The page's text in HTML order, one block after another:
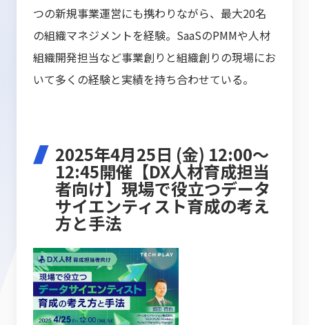
つの新規事業運営にも携わりながら、最大20名
の組織マネジメントを経験。SaaSのPMMや人材
組織開発担当など事業創りと組織創りの現場にお
いて多くの経験と実績を持ち合わせている。
2025年4月25日 (金) 12:00～
12:45開催【DX人材育成担当
者向け】現場で役立つデータ
サイエンティスト育成の考え
方と手法